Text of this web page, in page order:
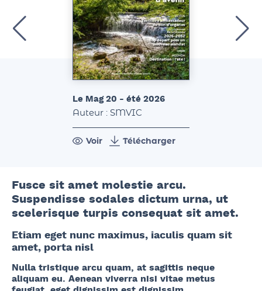
Le Mag 20 - été 2026
Auteur : SMVIC
Fusce sit amet molestie arcu.
Suspendisse sodales dictum urna, ut
scelerisque turpis consequat sit amet.
Etiam eget nunc maximus, iaculis quam sit
amet, porta nisl
Nulla tristique arcu quam, at sagittis neque